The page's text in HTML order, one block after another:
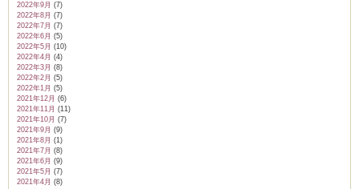
2022年9月 (7)
2022年8月 (7)
2022年7月 (7)
2022年6月 (5)
2022年5月 (10)
2022年4月 (4)
2022年3月 (8)
2022年2月 (5)
2022年1月 (5)
2021年12月 (6)
2021年11月 (11)
2021年10月 (7)
2021年9月 (9)
2021年8月 (1)
2021年7月 (8)
2021年6月 (9)
2021年5月 (7)
2021年4月 (8)